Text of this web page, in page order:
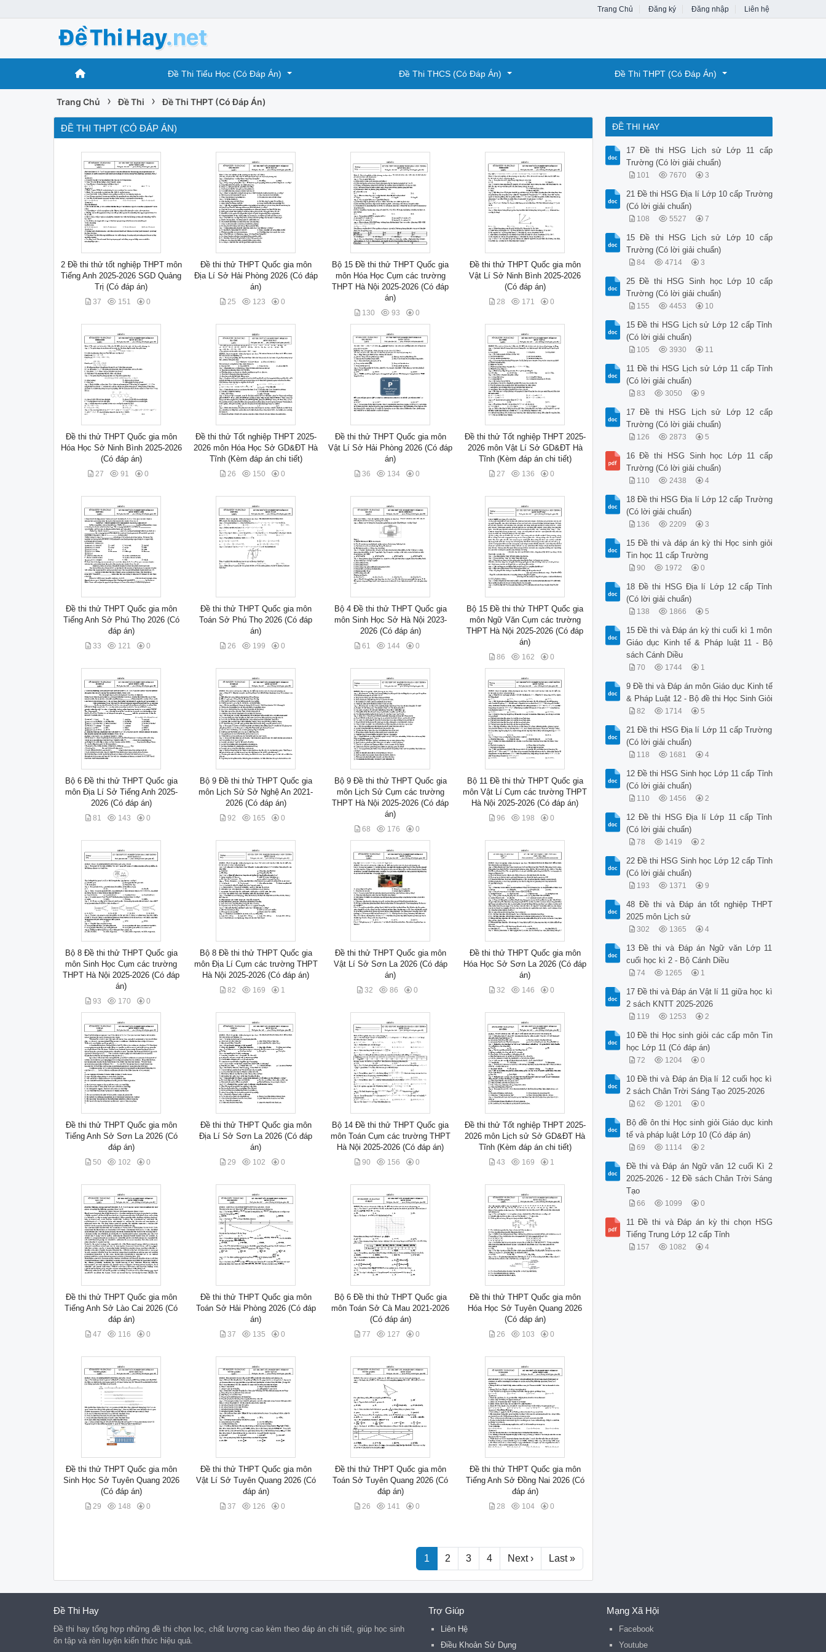
Trang Chủ Đăng ký Đăng nhập Liên hệ
Đề Thi Tiểu Học (Có Đáp Án) Đề Thi THCS (Có Đáp Án) Đề Thi THPT (Có Đáp Án)
Trang Chủ › Đề Thi › Đề Thi THPT (Có Đáp Án)
ĐỀ THI THPT (CÓ ĐÁP ÁN)
2 Đề thi thử tốt nghiệp THPT môn
Tiếng Anh 2025-2026 SGD Quảng
Trị (Có đáp án)
37 151 0
Đề thi thử THPT Quốc gia môn
Địa Lí Sở Hải Phòng 2026 (Có đáp
án)
25 123 0
Bộ 15 Đề thi thử THPT Quốc gia
môn Hóa Học Cụm các trường
THPT Hà Nội 2025-2026 (Có đáp
án)
130 93 0
Đề thi thử THPT Quốc gia môn
Vật Lí Sở Ninh Bình 2025-2026
(Có đáp án)
28 171 0
Đề thi thử THPT Quốc gia môn
Hóa Học Sở Ninh Bình 2025-2026
(Có đáp án)
27 91 0
Đề thi thử Tốt nghiệp THPT 2025-
2026 môn Hóa Học Sở GD&ĐT Hà
Tĩnh (Kèm đáp án chi tiết)
26 150 0
Đề thi thử THPT Quốc gia môn
Vật Lí Sở Hải Phòng 2026 (Có đáp
án)
36 134 0
Đề thi thử Tốt nghiệp THPT 2025-
2026 môn Vật Lí Sở GD&ĐT Hà
Tĩnh (Kèm đáp án chi tiết)
27 136 0
Đề thi thử THPT Quốc gia môn
Tiếng Anh Sở Phú Thọ 2026 (Có
đáp án)
33 121 0
Đề thi thử THPT Quốc gia môn
Toán Sở Phú Thọ 2026 (Có đáp
án)
26 199 0
Bộ 4 Đề thi thử THPT Quốc gia
môn Sinh Học Sở Hà Nội 2023-
2026 (Có đáp án)
61 144 0
Bộ 15 Đề thi thử THPT Quốc gia
môn Ngữ Văn Cụm các trường
THPT Hà Nội 2025-2026 (Có đáp
án)
86 162 0
Bộ 6 Đề thi thử THPT Quốc gia
môn Địa Lí Sở Tiếng Anh 2025-
2026 (Có đáp án)
81 143 0
Bộ 9 Đề thi thử THPT Quốc gia
môn Lịch Sử Sở Nghệ An 2021-
2026 (Có đáp án)
92 165 0
Bộ 9 Đề thi thử THPT Quốc gia
môn Lịch Sử Cụm các trường
THPT Hà Nội 2025-2026 (Có đáp
án)
68 176 0
Bộ 11 Đề thi thử THPT Quốc gia
môn Vật Lí Cụm các trường THPT
Hà Nội 2025-2026 (Có đáp án)
96 198 0
Bộ 8 Đề thi thử THPT Quốc gia
môn Sinh Học Cụm các trường
THPT Hà Nội 2025-2026 (Có đáp
án)
93 170 0
Bộ 8 Đề thi thử THPT Quốc gia
môn Địa Lí Cụm các trường THPT
Hà Nội 2025-2026 (Có đáp án)
82 169 1
Đề thi thử THPT Quốc gia môn
Vật Lí Sở Sơn La 2026 (Có đáp
án)
32 86 0
Đề thi thử THPT Quốc gia môn
Hóa Học Sở Sơn La 2026 (Có đáp
án)
32 146 0
Đề thi thử THPT Quốc gia môn
Tiếng Anh Sở Sơn La 2026 (Có
đáp án)
50 102 0
Đề thi thử THPT Quốc gia môn
Địa Lí Sở Sơn La 2026 (Có đáp
án)
29 102 0
Bộ 14 Đề thi thử THPT Quốc gia
môn Toán Cụm các trường THPT
Hà Nội 2025-2026 (Có đáp án)
90 156 0
Đề thi thử Tốt nghiệp THPT 2025-
2026 môn Lịch sử Sở GD&ĐT Hà
Tĩnh (Kèm đáp án chi tiết)
43 169 1
Đề thi thử THPT Quốc gia môn
Tiếng Anh Sở Lào Cai 2026 (Có
đáp án)
47 116 0
Đề thi thử THPT Quốc gia môn
Toán Sở Hải Phòng 2026 (Có đáp
án)
37 135 0
Bộ 6 Đề thi thử THPT Quốc gia
môn Toán Sở Cà Mau 2021-2026
(Có đáp án)
77 127 0
Đề thi thử THPT Quốc gia môn
Hóa Học Sở Tuyên Quang 2026
(Có đáp án)
26 103 0
Đề thi thử THPT Quốc gia môn
Sinh Học Sở Tuyên Quang 2026
(Có đáp án)
29 148 0
Đề thi thử THPT Quốc gia môn
Vật Lí Sở Tuyên Quang 2026 (Có
đáp án)
37 126 0
Đề thi thử THPT Quốc gia môn
Toán Sở Tuyên Quang 2026 (Có
đáp án)
26 141 0
Đề thi thử THPT Quốc gia môn
Tiếng Anh Sở Đồng Nai 2026 (Có
đáp án)
28 104 0
1 2 3 4 Next › Last »
ĐỀ THI HAY
17 Đề thi HSG Lịch sử Lớp 11 cấp
Trường (Có lời giải chuẩn)
101 7670 3
21 Đề thi HSG Địa lí Lớp 10 cấp Trường
(Có lời giải chuẩn)
108 5527 7
15 Đề thi HSG Lịch sử Lớp 10 cấp
Trường (Có lời giải chuẩn)
84 4714 3
25 Đề thi HSG Sinh học Lớp 10 cấp
Trường (Có lời giải chuẩn)
155 4453 10
15 Đề thi HSG Lịch sử Lớp 12 cấp Tỉnh
(Có lời giải chuẩn)
105 3930 11
11 Đề thi HSG Lịch sử Lớp 11 cấp Tỉnh
(Có lời giải chuẩn)
83 3050 9
17 Đề thi HSG Lịch sử Lớp 12 cấp
Trường (Có lời giải chuẩn)
126 2873 5
16 Đề thi HSG Sinh học Lớp 11 cấp
Trường (Có lời giải chuẩn)
110 2438 4
18 Đề thi HSG Địa lí Lớp 12 cấp Trường
(Có lời giải chuẩn)
136 2209 3
15 Đề thi và đáp án kỳ thi Học sinh giỏi
Tin học 11 cấp Trường
90 1972 0
18 Đề thi HSG Địa lí Lớp 12 cấp Tỉnh
(Có lời giải chuẩn)
138 1866 5
15 Đề thi và Đáp án kỳ thi cuối kì 1 môn
Giáo dục Kinh tế & Pháp luật 11 - Bộ
sách Cánh Diều
70 1744 1
9 Đề thi và Đáp án môn Giáo dục Kinh tế
& Pháp Luật 12 - Bộ đề thi Học Sinh Giỏi
82 1714 5
21 Đề thi HSG Địa lí Lớp 11 cấp Trường
(Có lời giải chuẩn)
118 1681 4
12 Đề thi HSG Sinh học Lớp 11 cấp Tỉnh
(Có lời giải chuẩn)
110 1456 2
12 Đề thi HSG Địa lí Lớp 11 cấp Tỉnh
(Có lời giải chuẩn)
78 1419 2
22 Đề thi HSG Sinh học Lớp 12 cấp Tỉnh
(Có lời giải chuẩn)
193 1371 9
48 Đề thi và Đáp án tốt nghiệp THPT
2025 môn Lịch sử
302 1365 4
13 Đề thi và Đáp án Ngữ văn Lớp 11
cuối học kì 2 - Bộ Cánh Diều
74 1265 1
17 Đề thi và Đáp án Vật lí 11 giữa học kì
2 sách KNTT 2025-2026
119 1253 2
10 Đề thi Học sinh giỏi các cấp môn Tin
học Lớp 11 (Có đáp án)
72 1204 0
10 Đề thi và Đáp án Địa lí 12 cuối học kì
2 sách Chân Trời Sáng Tạo 2025-2026
62 1201 0
Bộ đề ôn thi Học sinh giỏi Giáo dục kinh
tế và pháp luật Lớp 10 (Có đáp án)
69 1114 2
Đề thi và Đáp án Ngữ văn 12 cuối Kì 2
2025-2026 - 12 Đề sách Chân Trời Sáng
Tạo
66 1099 0
11 Đề thi và Đáp án kỳ thi chọn HSG
Tiếng Trung Lớp 12 cấp Tỉnh
157 1082 4
Đề Thi Hay
Đề thi hay tổng hợp những đề thi chọn lọc, chất lượng cao kèm theo đáp án chi tiết, giúp học sinh
ôn tập và rèn luyện kiến thức hiệu quả.
Trợ Giúp
Liên Hệ
Điều Khoản Sử Dụng
Mạng Xã Hội
Facebook
Youtube